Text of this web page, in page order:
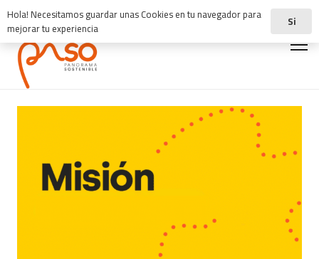
Hola! Necesitamos guardar unas Cookies en tu navegador para
mejorar tu experiencia
Si